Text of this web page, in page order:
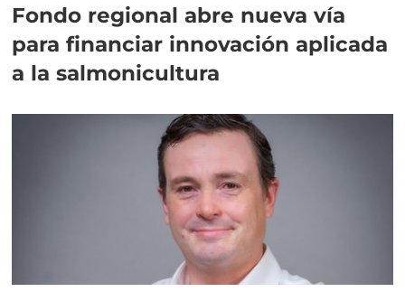
Fondo regional abre nueva vía
para financiar innovación aplicada
a la salmonicultura